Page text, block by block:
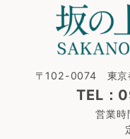
〒102-0074 東京
TEL：
営業